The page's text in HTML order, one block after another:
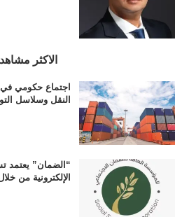
الاكثر
اجتماع حكومي في
النقل وسلاسل
“الضمان” يعتمد
الإلكترونية من